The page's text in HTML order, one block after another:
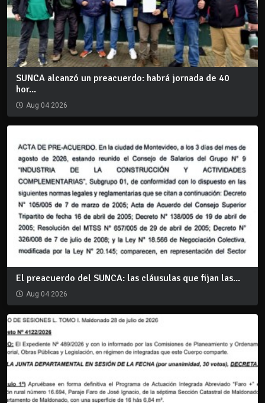
SUNCA alcanzó un preacuerdo: habrá jornada de 40
hor...
Aug 04 2026
El preacuerdo del SUNCA: las cláusulas que fijan las...
Aug 04 2026